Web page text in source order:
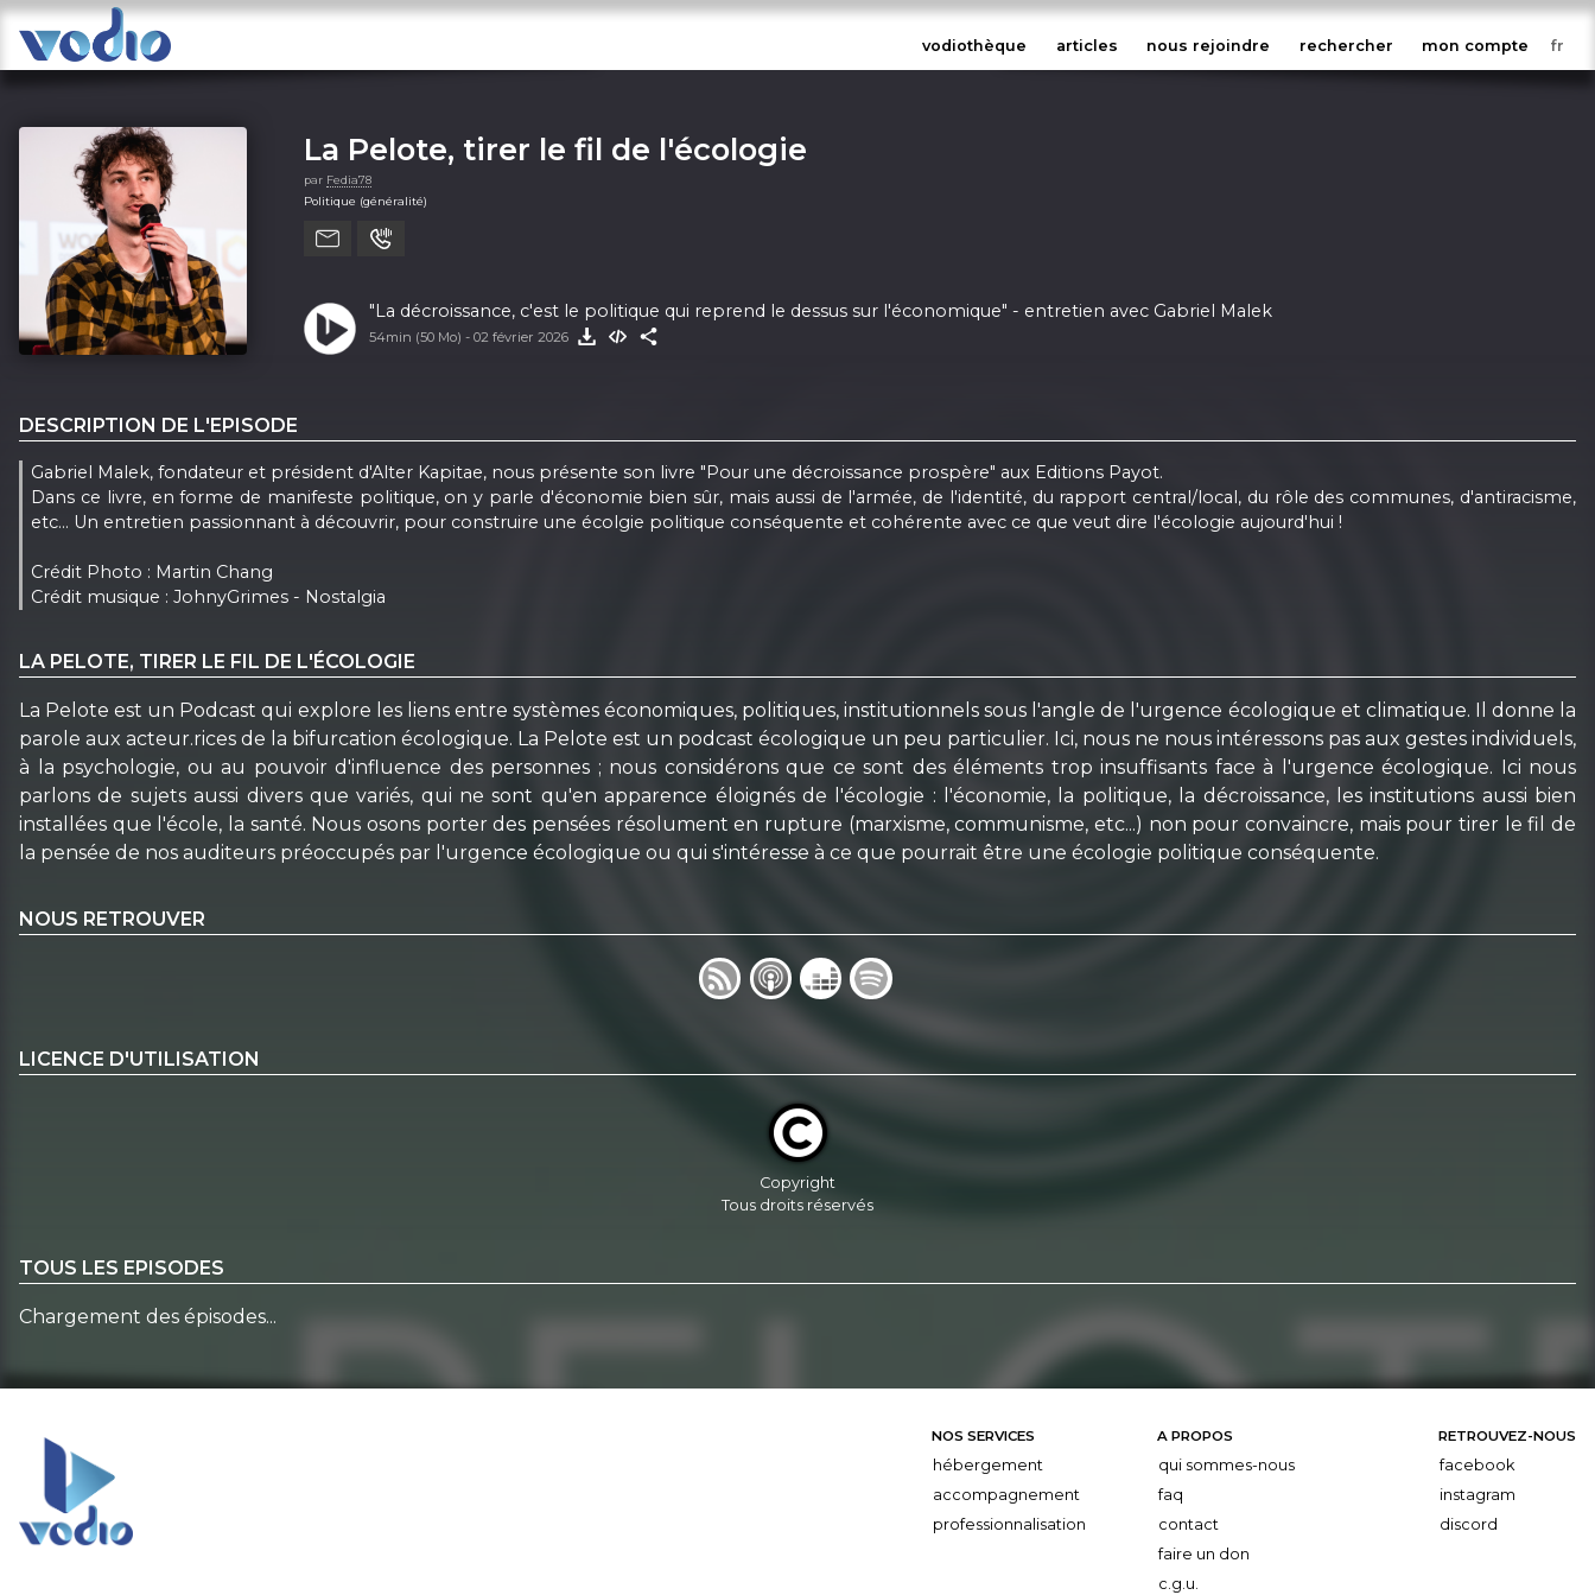
vodiothèque articles nous rejoindre rechercher mon compte
La Pelote, tirer le fil de l'écologie
par Fedia78
Politique (généralité)
"La décroissance, c'est le politique qui reprend le dessus sur l'économique" - entretien avec Gabriel Malek
54min (50 Mo) - 02 février 2026
DESCRIPTION DE L'EPISODE
Gabriel Malek, fondateur et président d'Alter Kapitae, nous présente son livre "Pour une décroissance prospère" aux Editions Payot.
Dans ce livre, en forme de manifeste politique, on y parle d'économie bien sûr, mais aussi de l'armée, de l'identité, du rapport central/local, du rôle des communes, d'antiracisme,
etc... Un entretien passionnant à découvrir, pour construire une écolgie politique conséquente et cohérente avec ce que veut dire l'écologie aujourd'hui !
Crédit Photo : Martin Chang
Crédit musique : JohnyGrimes - Nostalgia
LA PELOTE, TIRER LE FIL DE L'ÉCOLOGIE
La Pelote est un Podcast qui explore les liens entre systèmes économiques, politiques, institutionnels sous l'angle de l'urgence écologique et climatique. Il donne la
parole aux acteur.rices de la bifurcation écologique. La Pelote est un podcast écologique un peu particulier. Ici, nous ne nous intéressons pas aux gestes individuels,
à la psychologie, ou au pouvoir d'influence des personnes ; nous considérons que ce sont des éléments trop insuffisants face à l'urgence écologique. Ici nous
parlons de sujets aussi divers que variés, qui ne sont qu'en apparence éloignés de l'écologie : l'économie, la politique, la décroissance, les institutions aussi bien
installées que l'école, la santé. Nous osons porter des pensées résolument en rupture (marxisme, communisme, etc...) non pour convaincre, mais pour tirer le fil de
la pensée de nos auditeurs préoccupés par l'urgence écologique ou qui s'intéresse à ce que pourrait être une écologie politique conséquente.
NOUS RETROUVER
LICENCE D'UTILISATION
Copyright
Tous droits réservés
TOUS LES EPISODES
Chargement des épisodes...
NOS SERVICES
hébergement
accompagnement
professionnalisation
A PROPOS
qui sommes-nous
faq
contact
faire un don
c.g.u.
RETROUVEZ-NOUS
facebook
instagram
discord